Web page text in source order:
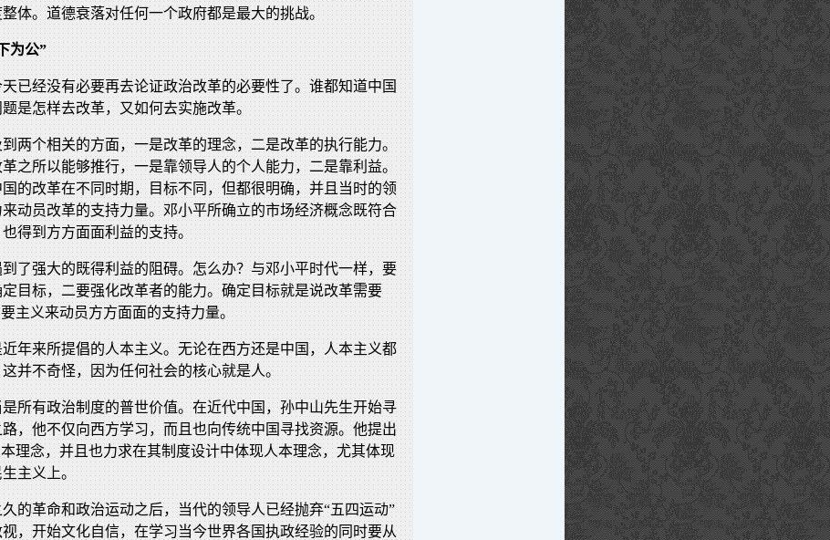
体。道德衰落对任何一个政府都是最大的挑战。
为公”
已经没有必要再去论证政治改革的必要性了。谁都知道中国
是怎样去改革，又如何去实施改革。
两个相关的方面，一是改革的理念，二是改革的执行能力。
之所以能够推行，一是靠领导人的个人能力，二是靠利益。
的改革在不同时期，目标不同，但都很明确，并且当时的领
动员改革的支持力量。邓小平所确立的市场经济概念既符合
得到方方面面利益的支持。
了强大的既得利益的阻碍。怎么办？与邓小平时代一样，要
目标，二要强化改革者的能力。确定目标就是说改革需要
主义来动员方方面面的支持力量。
年来所提倡的人本主义。无论在西方还是中国，人本主义都
并不奇怪，因为任何社会的核心就是人。
所有政治制度的普世价值。在近代中国，孙中山先生开始寻
，他不仅向西方学习，而且也向传统中国寻找资源。他提出
理念，并且也力求在其制度设计中体现人本理念，尤其体现
主义上。
的革命和政治运动之后，当代的领导人已经抛弃“五四运动”
，开始文化自信，在学习当今世界各国执政经验的同时要从